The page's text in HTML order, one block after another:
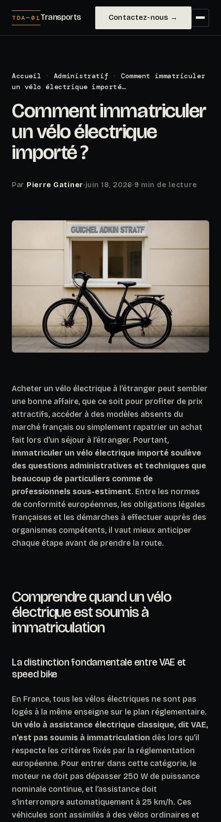
TDA—01Transports Contactez-nous →
Accueil · Administratif ·
Comment immatriculer
un vélo électrique importé…
Comment immatriculer
un vélo électrique
importé ?
Par Pierre Gatiner·juin 18, 2026·9 min de lecture
Acheter un vélo électrique à l’étranger peut sembler
une bonne affaire, que ce soit pour profiter de prix
attractifs, accéder à des modèles absents du
marché français ou simplement rapatrier un achat
fait lors d’un séjour à l’étranger. Pourtant,
immatriculer un vélo électrique importé soulève
des questions administratives et techniques que
beaucoup de particuliers comme de
professionnels sous-estiment. Entre les normes
de conformité européennes, les obligations légales
françaises et les démarches à effectuer auprès des
organismes compétents, il vaut mieux anticiper
chaque étape avant de prendre la route.
Comprendre quand un vélo
électrique est soumis à
immatriculation
La distinction fondamentale entre VAE et
speed bike
En France, tous les vélos électriques ne sont pas
logés à la même enseigne sur le plan réglementaire.
Un vélo à assistance électrique classique, dit VAE,
n’est pas soumis à immatriculation dès lors qu’il
respecte les critères fixés par la réglementation
européenne. Pour entrer dans cette catégorie, le
moteur ne doit pas dépasser 250 W de puissance
nominale continue, et l’assistance doit
s’interrompre automatiquement à 25 km/h. Ces
véhicules sont assimilés à des vélos ordinaires et